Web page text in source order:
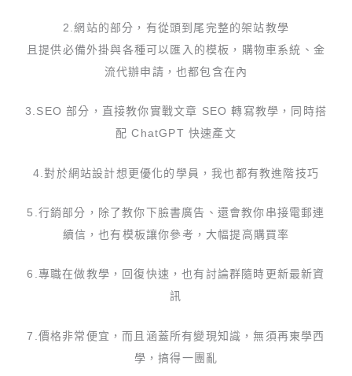
2.網站的部分，有從頭到尾完整的架站教學
且提供必備外掛與各種可以匯入的模板，購物車系統、金
流代辦申請，也都包含在內
3.SEO 部分，直接教你實戰文章 SEO 轉寫教學，同時搭
配 ChatGPT 快速產文
4.對於網站設計想更優化的學員，我也都有教進階技巧
5.行銷部分，除了教你下臉書廣告、還會教你串接電郵連
續信，也有模板讓你參考，大幅提高購買率
6.專職在做教學，回復快速，也有討論群隨時更新最新資
訊
7.價格非常便宜，而且涵蓋所有變現知識，無須再東學西
學，搞得一團亂